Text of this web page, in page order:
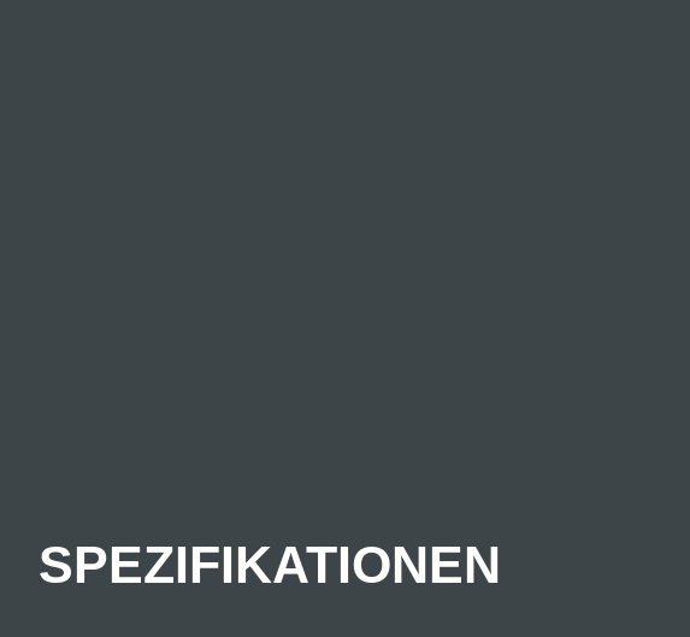
SPEZIFIKATIONEN